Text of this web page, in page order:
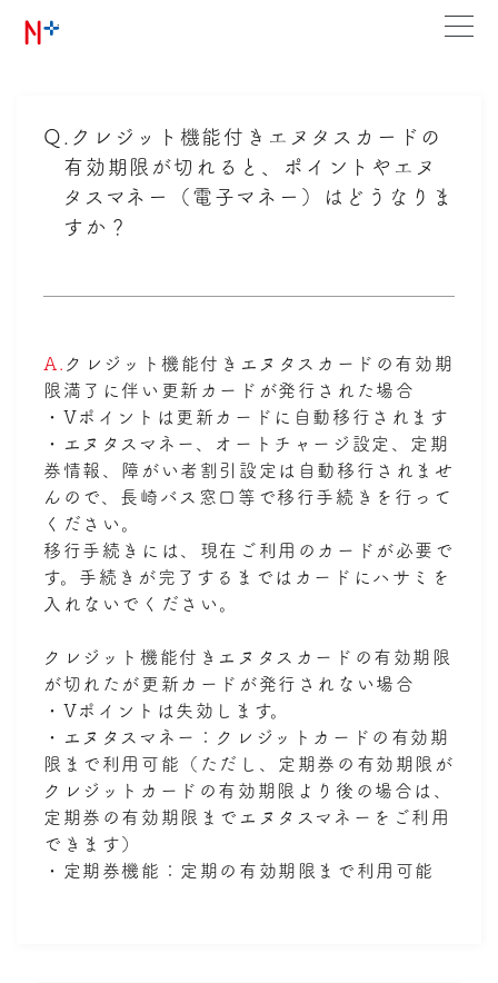
Q.
クレジット機能付きエヌタスカードの
有効期限が切れると、ポイントやエヌ
タスマネー（電子マネー）はどうなりま
すか？
A.
クレジット機能付きエヌタスカードの有効期
限満了に伴い更新カードが発行された場合
・Vポイントは更新カードに自動移行されます
・エヌタスマネー、オートチャージ設定、定期
券情報、障がい者割引設定は自動移行されませ
んので、長崎バス窓口等で移行手続きを行って
ください。
移行手続きには、現在ご利用のカードが必要で
す。手続きが完了するまではカードにハサミを
入れないでください。
クレジット機能付きエヌタスカードの有効期限
が切れたが更新カードが発行されない場合
・Vポイントは失効します。
・エヌタスマネー：クレジットカードの有効期
限まで利用可能（ただし、定期券の有効期限が
クレジットカードの有効期限より後の場合は、
定期券の有効期限までエヌタスマネーをご利用
できます）
・定期券機能：定期の有効期限まで利用可能